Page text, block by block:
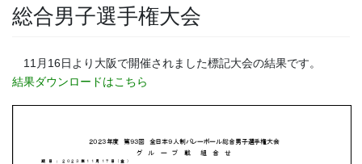
総合男子選手権大会
11月16日より大阪で開催されました標記大会の結果です。
結果ダウンロードはこちら